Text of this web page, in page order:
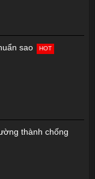
sao HOT
thành chống